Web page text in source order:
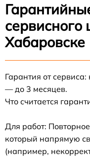
сервисного
Хабаровске
Гарантия от
— до 3 месяцев.
Что считается
Для работ:
который напрямую
(например,